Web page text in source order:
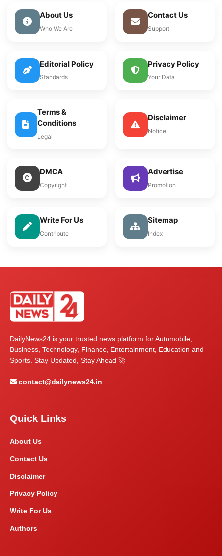
About Us
Who We Are
Contact Us
Support
Editorial Policy
Standards
Privacy Policy
Your Data
Terms &
Conditions
Legal
Disclaimer
Notice
DMCA
Copyright
Advertise
Promotion
Write For Us
Contribute
Sitemap
Index
DailyNews24 is your trusted news platform for Automobile,
Business, Technology, Finance, Entertainment, Education and
Sports. Stay Updated, Stay Ahead 🚀
contact@dailynews24.in
Quick Links
About Us
Contact Us
Disclaimer
Privacy Policy
Write For Us
Authors